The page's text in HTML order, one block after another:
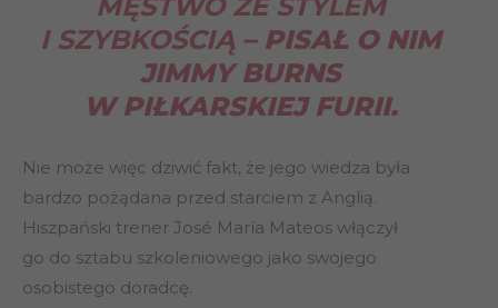
I SZYBKOŚCIĄ– PISAŁ O NIM
JIMMY BURNS
W PIŁKARSKIEJ FURII.
Nie może więc dziwić fakt, że jego wiedza była
bardzo pożądana przed starciem z Anglią.
Hiszpański trener José María Mateos włączył
go do sztabu szkoleniowego jako swojego
osobistego doradcę.